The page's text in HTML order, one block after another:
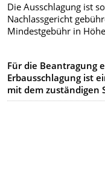
Die Ausschlagung ist
Nachlassgericht
Mindestgebühr in
Für die Beantragung
Erbausschlagung ist
mit dem zuständigen